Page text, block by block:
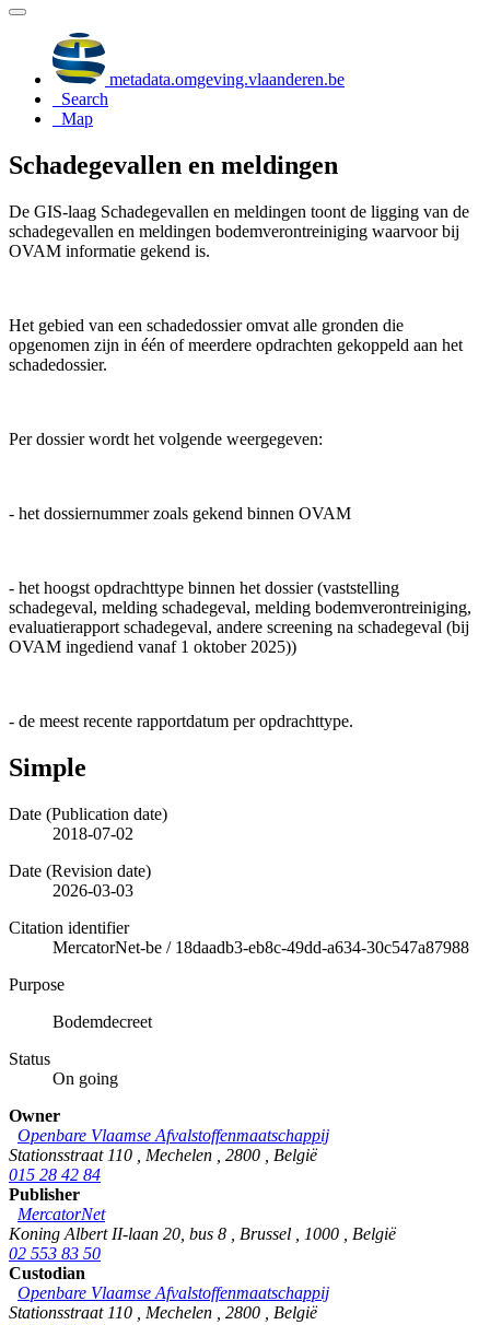
metadata.omgeving.vlaanderen.be
Search
Map
Schadegevallen en meldingen
De GIS-laag Schadegevallen en meldingen toont de ligging van de
schadegevallen en meldingen bodemverontreiniging waarvoor bij
OVAM informatie gekend is.
Het gebied van een schadedossier omvat alle gronden die
opgenomen zijn in één of meerdere opdrachten gekoppeld aan het
schadedossier.
Per dossier wordt het volgende weergegeven:
- het dossiernummer zoals gekend binnen OVAM
- het hoogst opdrachttype binnen het dossier (vaststelling
schadegeval, melding schadegeval, melding bodemverontreiniging,
evaluatierapport schadegeval, andere screening na schadegeval (bij
OVAM ingediend vanaf 1 oktober 2025))
- de meest recente rapportdatum per opdrachttype.
Simple
Date (Publication date)
2018-07-02
Date (Revision date)
2026-03-03
Citation identifier
MercatorNet-be / 18daadb3-eb8c-49dd-a634-30c547a87988
Purpose
Bodemdecreet
Status
On going
Owner
Openbare Vlaamse Afvalstoffenmaatschappij
Stationsstraat 110
Mechelen 2800
België
015 28 42 84
Publisher
MercatorNet
Koning Albert II-laan 20, bus 8
Brussel 1000
België
02 553 83 50
Custodian
Openbare Vlaamse Afvalstoffenmaatschappij
Stationsstraat 110
Mechelen 2800
België